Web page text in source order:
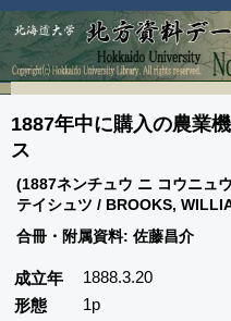
1887年中に購入の農業
ス
(1887ネンチュウ ニ コウニュ
テイシュツ / BROOKS,
合冊・附属資料: 佐藤昌介
成立年
1888.3.20
形態
1p